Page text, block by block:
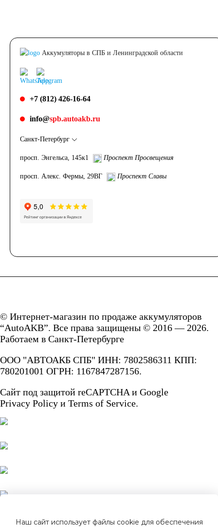
Аккумуляторы в СПБ и Ленинградской области
+7 (812) 426-16-64
info@spb.autoakb.ru
Санкт-Петербург
просп. Энгельса, 145к1 Проспект Просвещения
просп. Алекс. Фермы, 29ВГ Проспект Славы
© Интернет-магазин по продаже аккумуляторов
“AutoAKB”. Все права защищены © 2016 — 2026.
Работаем в Санкт-Петербурге
ООО "АВТОАКБ СПБ" ИНН: 7802586311 КПП:
780201001 ОГРН: 1167847287156.
Сайт под защитой reCAPTCHA и Google
Privacy Policy и Terms of Service.
Наш сайт использует файлы cookie для обеспечения